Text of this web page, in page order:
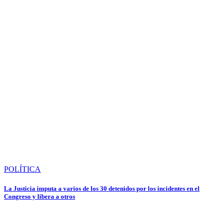
POLÍTICA
La Justicia imputa a varios de los 30 detenidos por los incidentes en el
Congreso y libera a otros